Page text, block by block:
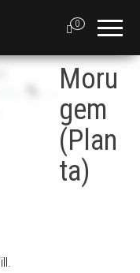
0
Moru
gem
(Plan
ta)